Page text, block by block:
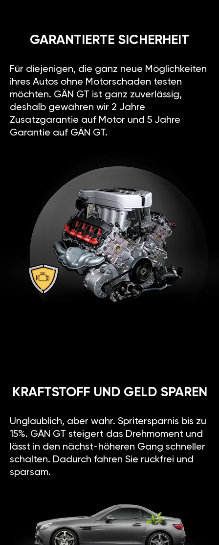
GARANTIERTE SICHERHEIT
Für diejenigen, die ganz neue Möglichkeiten
ihres Autos ohne Motorschaden testen
möchten. GÄN GT ist ganz zuverlässig,
deshalb gewähren wir 2 Jahre
Zusatzgarantie auf Motor und 5 Jahre
Garantie auf GÄN GT.
KRAFTSTOFF UND GELD SPAREN
Unglaublich, aber wahr. Spritersparnis bis zu
15%. GÄN GT steigert das Drehmoment und
lässt in den nächst-höheren Gang schneller
schalten. Dadurch fahren Sie ruckfrei und
sparsam.